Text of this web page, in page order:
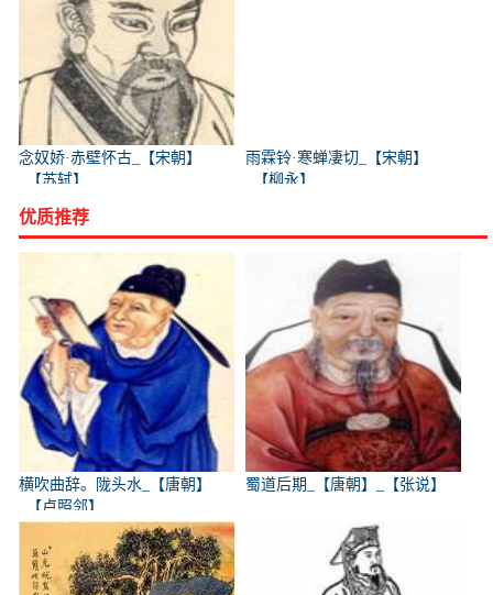
念奴娇·赤壁怀古_【宋朝】
_【苏轼】
雨霖铃·寒蝉凄切_【宋朝】
_【柳永】
优质推荐
横吹曲辞。陇头水_【唐朝】
_【卢照邻】
蜀道后期_【唐朝】_【张说】